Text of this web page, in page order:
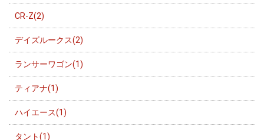
CR-Z(2)
デイズルークス(2)
ランサーワゴン(1)
ティアナ(1)
ハイエース(1)
タント(1)